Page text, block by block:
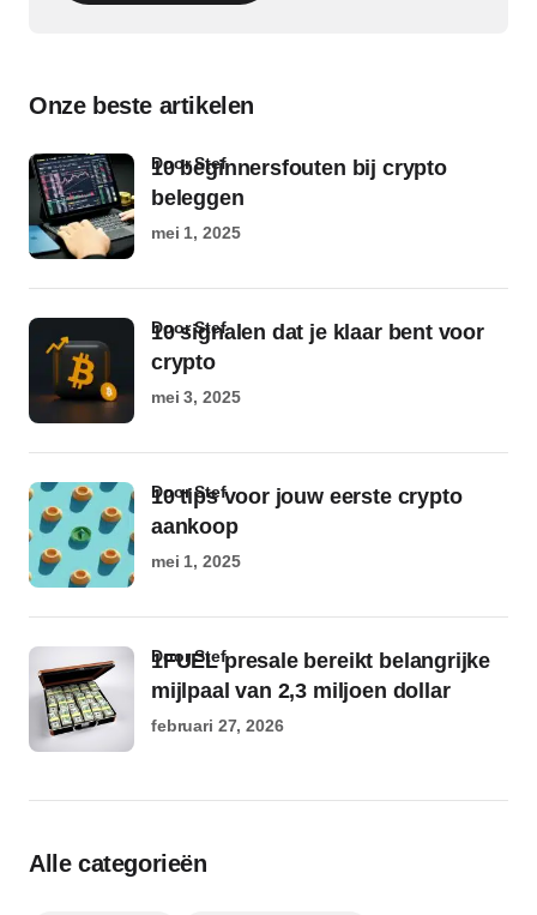
Onze beste artikelen
10 beginnersfouten bij crypto
beleggen
door Stef
mei 1, 2025
10 signalen dat je klaar bent voor
crypto
door Stef
mei 3, 2025
10 tips voor jouw eerste crypto
aankoop
door Stef
mei 1, 2025
1FUEL presale bereikt belangrijke
mijlpaal van 2,3 miljoen dollar
door Stef
februari 27, 2026
Alle categorieën